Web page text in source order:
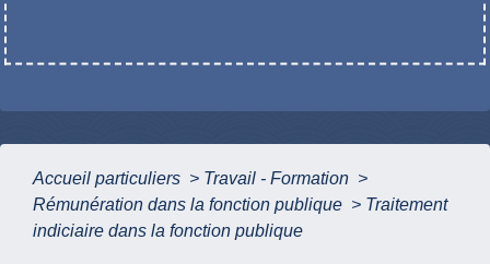
Accueil particuliers > Travail - Formation >
Rémunération dans la fonction publique > Traitement
indiciaire dans la fonction publique